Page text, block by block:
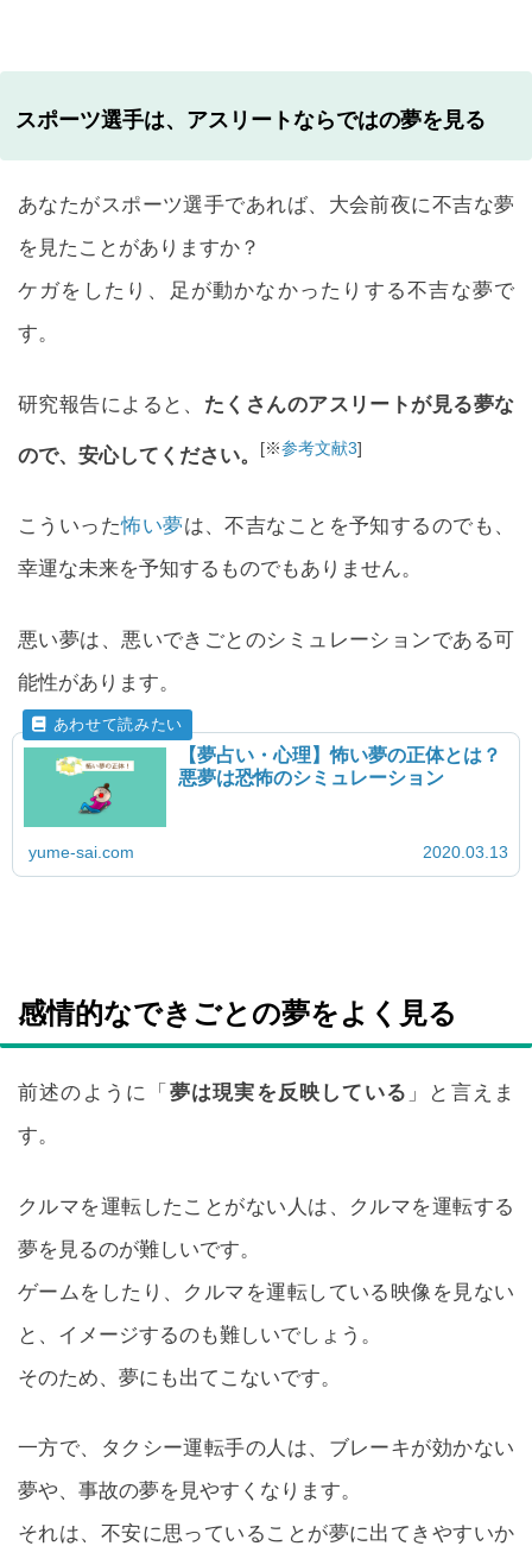
スポーツ選手は、アスリートならではの夢を見る
あなたがスポーツ選手であれば、大会前夜に不吉な夢
を見たことがありますか？
ケガをしたり、足が動かなかったりする不吉な夢で
す。
研究報告によると、 たくさんのアスリートが見る夢な
ので、安心してください。 [※参考文献3]
こういった怖い夢は、不吉なことを予知するのでも、
幸運な未来を予知するものでもありません。
悪い夢は、悪いできごとのシミュレーションである可
能性があります。
【夢占い・心理】怖い夢の正体とは？
悪夢は恐怖のシミュレーション
yume-sai.com 2020.03.13
感情的なできごとの夢をよく見る
前述のように「 夢は現実を反映している 」と言えま
す。
クルマを運転したことがない人は、クルマを運転する
夢を見るのが難しいです。
ゲームをしたり、クルマを運転している映像を見ない
と、イメージするのも難しいでしょう。
そのため、夢にも出てこないです。
一方で、タクシー運転手の人は、ブレーキが効かない
夢や、事故の夢を見やすくなります。
それは、不安に思っていることが夢に出てきやすいか